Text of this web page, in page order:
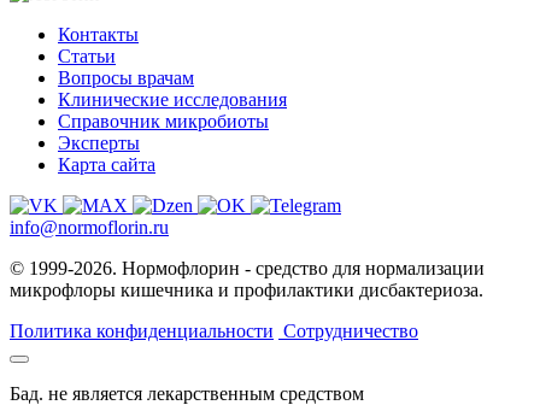
Контакты
Статьи
Вопросы врачам
Клинические исследования
Справочник микробиоты
Эксперты
Карта сайта
info@normoflorin.ru
© 1999-2026. Нормофлорин - средство для нормализации
микрофлоры кишечника и профилактики дисбактериоза.
Политика конфиденциальности Сотрудничество
Бад. не является лекарственным средством